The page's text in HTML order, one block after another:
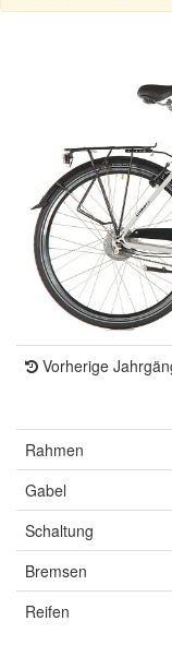
Vorherige
Rahmen
Gabel
Schaltung
Bremsen
Reifen